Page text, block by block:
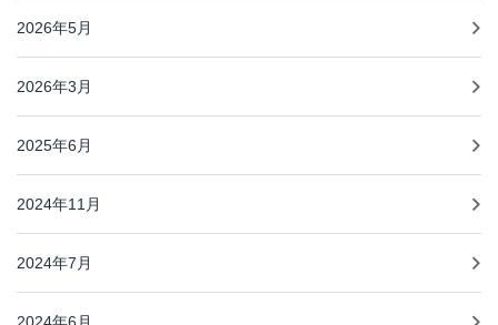
2026年5月
2026年3月
2025年6月
2024年11月
2024年7月
2024年6月